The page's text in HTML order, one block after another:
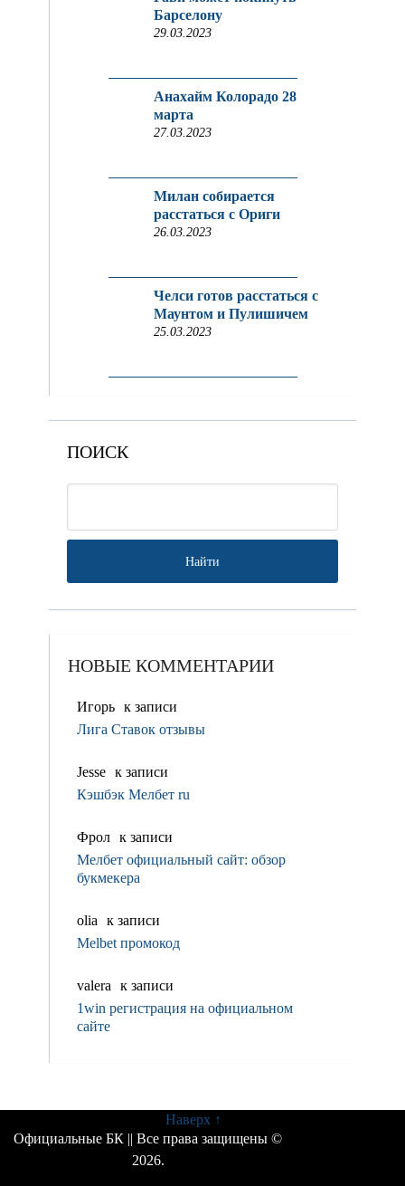
Барселону
29.03.2023
Анахайм Колорадо 28
марта
27.03.2023
Милан собирается
расстаться с Ориги
26.03.2023
Челси готов расстаться с
Маунтом и Пулишичем
25.03.2023
ПОИСК
НОВЫЕ КОММЕНТАРИИ
Игорь к записи
Лига Ставок отзывы
Jesse к записи
Кэшбэк Мелбет ru
Фрол к записи
Мелбет официальный сайт: обзор
букмекера
olia
к записи
Melbet промокод
valerа
к записи
1win регистрация на официальном
сайте
Официальные БК || Все права защищены ©
2026.
Наверх ↑